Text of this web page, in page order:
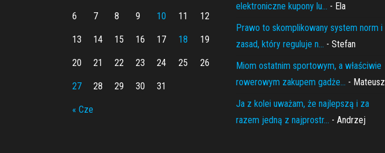
« Cze
6 7 8 9 10 11 12
13 14 15 16 17 18 19
20 21 22 23 24 25 26
27 28 29 30 31
elektroniczne kupony lu... - Ela
Prawo to skomplikowany system norm i
zasad, który reguluje n... - Stefan
Miom ostatnim sportowym, a właściwie
rowerowym zakupem gadże... - Mateusz
Ja z kolei uważam, że najlepszą i za
razem jedną z najprostr... - Andrzej